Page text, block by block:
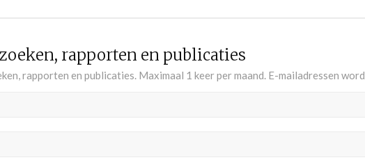
rapporten en publicaties
rapporten en publicaties. Maximaal 1 keer per maand. E-mailadressen